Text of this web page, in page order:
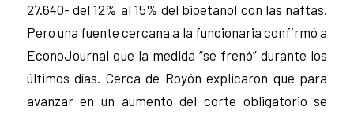
27.640- del 12% al 15% del bioetanol con las naftas.
Pero una fuente cercana a la funcionaria confirmó a
EconoJournal que la medida “se frenó” durante los
últimos días. Cerca de Royón explicaron que para
avanzar en un aumento del corte obligatorio se